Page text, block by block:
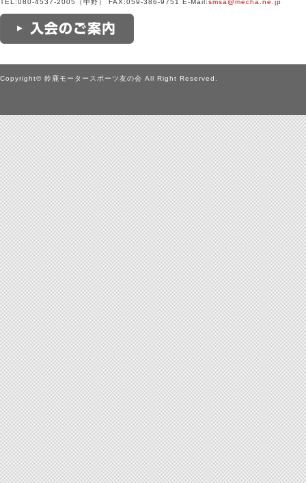
TEL:080-4537-2005（中野） FAX:059-386-9751 E-Mail:smsa@mecha.ne.jp
Copyright© 鈴鹿モータースポーツ友の会 All Right Reserved.